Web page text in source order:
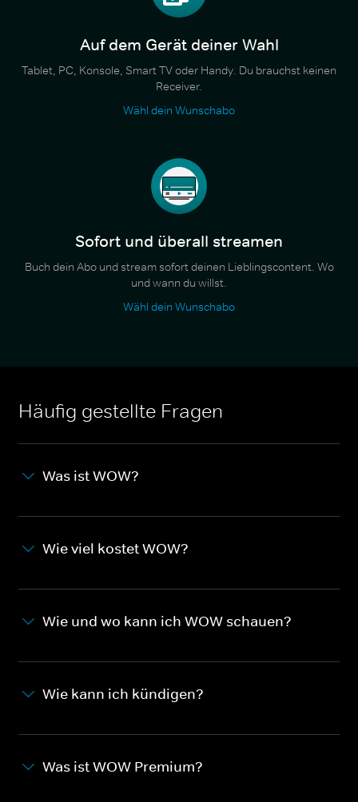
Auf dem Gerät deiner Wahl
Tablet, PC, Konsole, Smart TV oder Handy. Du brauchst keinen
Receiver.
Wähl dein Wunschabo
Sofort und überall streamen
Buch dein Abo und stream sofort deinen Lieblingscontent. Wo
und wann du willst.
Wähl dein Wunschabo
Häufig gestellte Fragen
Was ist WOW?
Wie viel kostet WOW?
Wie und wo kann ich WOW schauen?
Wie kann ich kündigen?
Was ist WOW Premium?